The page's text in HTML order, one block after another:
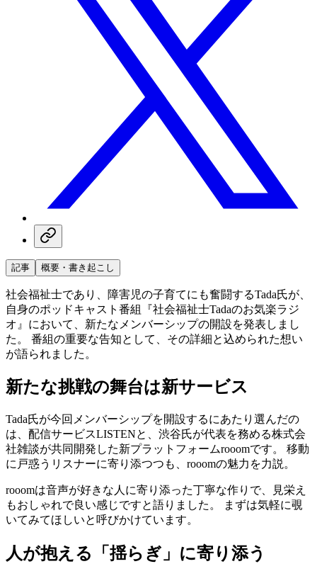
記事 概要・書き起こし
社会福祉士であり、障害児の子育てにも奮闘するTada氏が、
自身のポッドキャスト番組『社会福祉士Tadaのお気楽ラジ
オ』において、新たなメンバーシップの開設を発表しまし
た。 番組の重要な告知として、その詳細と込められた想い
が語られました。
新たな挑戦の舞台は新サービス
Tada氏が今回メンバーシップを開設するにあたり選んだの
は、配信サービスLISTENと、渋谷氏が代表を務める株式会
社雑談が共同開発した新プラットフォームrooomです。 移動
に戸惑うリスナーに寄り添つつも、rooomの魅力を力説。
rooomは音声が好きな人に寄り添った丁寧な作りで、見栄え
もおしゃれで良い感じですと語りました。 まずは気軽に覗
いてみてほしいと呼びかけています。
人が抱える「揺らぎ」に寄り添う